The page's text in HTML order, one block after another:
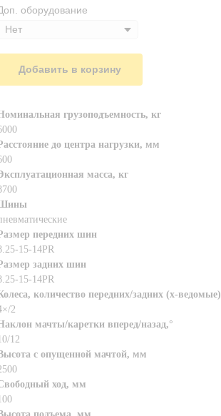
оборудование
Добавить в корзину
грузоподъемность, кг
до центра нагрузки, мм
масса, кг
передних шин
15-14PR
задних шин
15-14PR
количество передних/задних (х-ведомые)
2
мачты/каретки вперед/назад,°
12
с опущенной мачтой, мм
ход, мм